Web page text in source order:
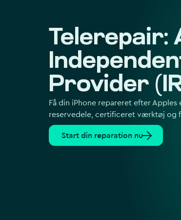
Telerepair:
Provider
Få din iPhone repareret efter
reservedele, certificeret værktøj og
Start din reparation nu